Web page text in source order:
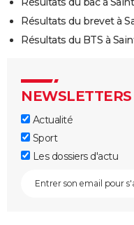
Résultats du brevet à
Résultats du BTS à
NEWSLETTERS
Actualité
Sport
Les dossiers d'actu